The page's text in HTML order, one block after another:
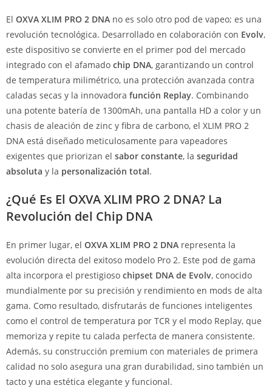
El OXVA XLIM PRO 2 DNA no es solo otro pod de vapeo; es una
revolución tecnológica. Desarrollado en colaboración con Evolv,
este dispositivo se convierte en el primer pod del mercado
integrado con el afamado chip DNA, garantizando un control
de temperatura milimétrico, una protección avanzada contra
caladas secas y la innovadora función Replay. Combinando
una potente batería de 1300mAh, una pantalla HD a color y un
chasis de aleación de zinc y fibra de carbono, el XLIM PRO 2
DNA está diseñado meticulosamente para vapeadores
exigentes que priorizan el sabor constante, la seguridad
absoluta y la personalización total.
¿Qué Es El OXVA XLIM PRO 2 DNA? La
Revolución del Chip DNA
En primer lugar, el OXVA XLIM PRO 2 DNA representa la
evolución directa del exitoso modelo Pro 2. Este pod de gama
alta incorpora el prestigioso chipset DNA de Evolv, conocido
mundialmente por su precisión y rendimiento en mods de alta
gama. Como resultado, disfrutarás de funciones inteligentes
como el control de temperatura por TCR y el modo Replay, que
memoriza y repite tu calada perfecta de manera consistente.
Además, su construcción premium con materiales de primera
calidad no solo asegura una gran durabilidad, sino también un
tacto y una estética elegante y funcional.